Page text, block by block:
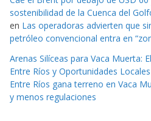
sostenibilidad de la Cuenca del
en Las operadoras advierten que
petróleo convencional entra en
Arenas Silíceas para Vaca Muerta:
Entre Ríos y Oportunidades
Entre Ríos gana terreno en Vaca
y menos regulaciones